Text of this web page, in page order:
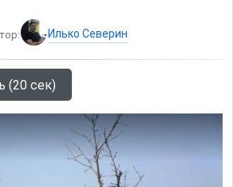
Илько Северин
(20 сек)